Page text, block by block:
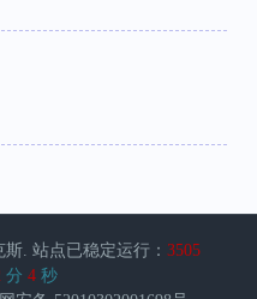
斯. 站点已稳定运行： 3505
分 5秒